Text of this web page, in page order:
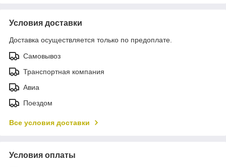
Условия доставки
Доставка осуществляется только по предоплате.
Самовывоз
Транспортная компания
Авиа
Поездом
Все условия доставки
Условия оплаты